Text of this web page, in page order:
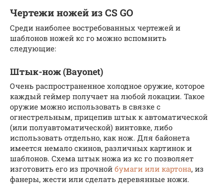
Чертежи ножей из CS GO
Среди наиболее востребованных чертежей и
шаблонов ножей кс го можно вспомнить
следующие:
Штык-нож (Bayonet)
Очень распространенное холодное оружие, которое
каждый геймер получает на любой локации. Такое
оружие можно использовать в связке с
огнестрельным, прицепив штык к автоматической
(или полуавтоматической) винтовке, либо
использовать отдельно, как нож. Для байонета
имеется немало скинов, различных картинок и
шаблонов. Схема штык ножа из кс го позволяет
изготовить его из прочной бумаги или картона, из
фанеры, жести или сделать деревянные ножи.